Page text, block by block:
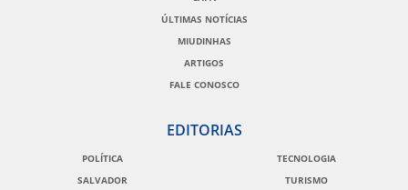
ÚLTIMAS NOTÍCIAS
MIUDINHAS
ARTIGOS
FALE CONOSCO
EDITORIAS
POLÍTICA
SALVADOR
TECNOLOGIA
TURISMO